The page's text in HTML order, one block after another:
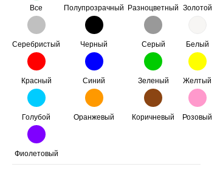
Все Полупрозрачный Разноцветный Золотой
Серебристый Черный Серый Белый
Красный Синий Зеленый Желтый
Голубой Оранжевый Коричневый Розовый
Фиолетовый